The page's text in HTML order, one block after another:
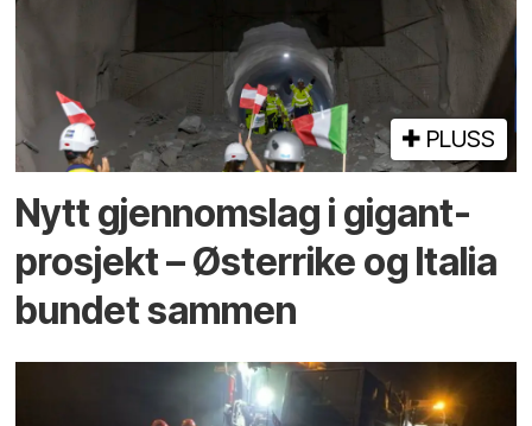
PLUSS
Nytt gjennomslag i gigant­
prosjekt – Østerrike og Italia
bundet sammen